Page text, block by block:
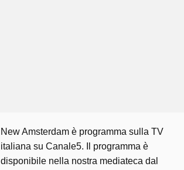
New Amsterdam è programma sulla TV
italiana su Canale5. Il programma è
disponibile nella nostra mediateca dal